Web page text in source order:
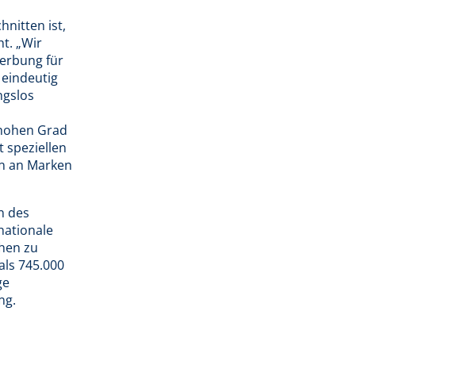
ist,
„Wir
für
Grad
speziellen
an Marken
des
zu
745.000